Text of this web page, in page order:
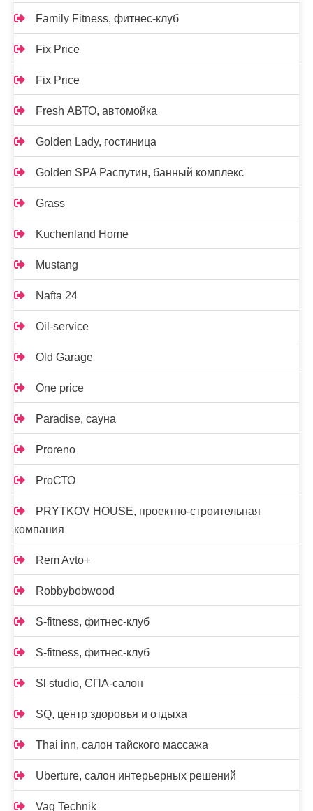
Family Fitness, фитнес-клуб
Fix Price
Fix Price
Fresh АВТО, автомойка
Golden Lady, гостиница
Golden SPA Распутин, банный комплекс
Grass
Kuchenland Home
Mustang
Nafta 24
Oil-service
Old Garage
One price
Paradise, сауна
Proreno
ProСТО
PRYTKOV HOUSE, проектно-строительная
компания
Rem Avto+
Robbybobwood
S-fitness, фитнес-клуб
S-fitness, фитнес-клуб
Sl studio, СПА-салон
SQ, центр здоровья и отдыха
Thai inn, салон тайского массажа
Uberture, салон интерьерных решений
Vag Technik